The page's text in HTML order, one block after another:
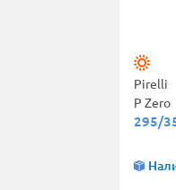
Pirelli
P Zero
295/